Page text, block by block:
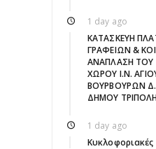
1 day ago
ΚΑΤΑΣΚΕΥΗ
ΓΡΑΦΕΙΩΝ &
ΑΝΑΠΛΑΣΗ ΤΟΥ
ΧΩΡΟΥ Ι.Ν.
ΒΟΥΡΒΟΥΡΩΝ
ΔΗΜΟΥ
1 day ago
Κυκλοφοριακές